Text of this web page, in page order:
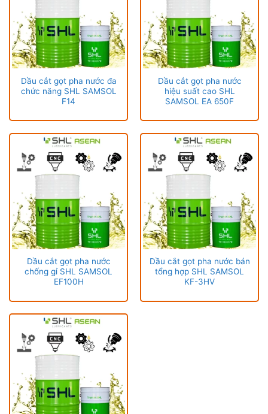
Dầu cắt gọt pha nước đa
chức năng SHL SAMSOL
F14
Dầu cắt gọt pha nước
hiệu suất cao SHL
SAMSOL EA 650F
Dầu cắt gọt pha nước
chống gỉ SHL SAMSOL
EF100H
Dầu cắt gọt pha nước bán
tổng hợp SHL SAMSOL
KF-3HV